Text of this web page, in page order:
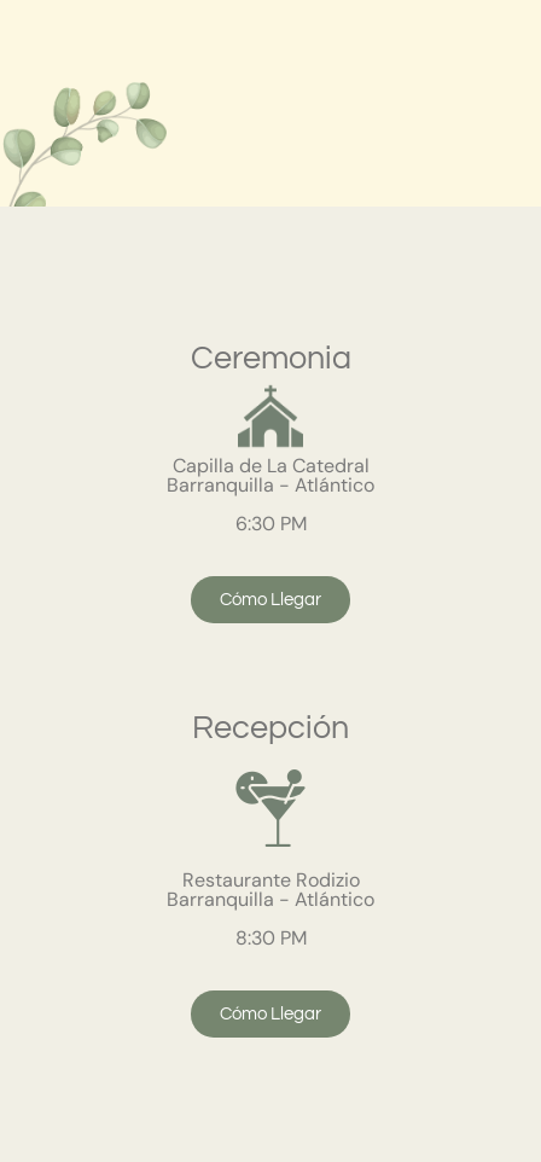
Ceremonia
Capilla de La Catedral
Barranquilla - Atlántico
6:30 PM
Cómo Llegar
Recepción
Restaurante Rodizio
Barranquilla - Atlántico
8:30 PM
Cómo Llegar